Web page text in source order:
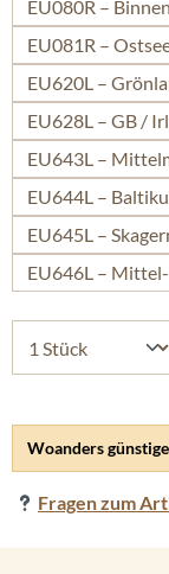
Woanders
Fragen zum
EU080R –
EU081R –
EU620L –
EU628L – GB /
EU643L –
EU644L –
EU645L –
EU646L –